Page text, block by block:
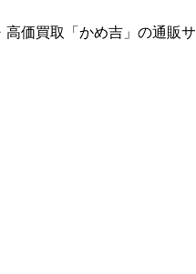
価買取「かめ吉」の通販